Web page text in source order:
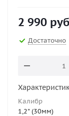
2 990
Достаточно
Калибр
1,2" (30мм)